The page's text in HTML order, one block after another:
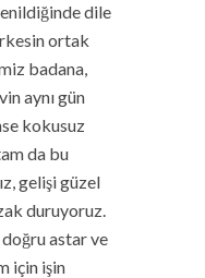
dile
ortak
badana,
aynı gün
kokusuz
da bu
gelişi güzel
duruyoruz.
astar ve
için işin